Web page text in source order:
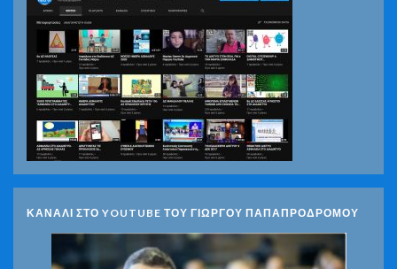
ΚΑΝΑΛΙ ΣΤΟ YOUTUBE ΤΟΥ ΓΙΩΡΓΟΥ ΠΑΠΑΠΡΟΔΡΟΜΟΥ